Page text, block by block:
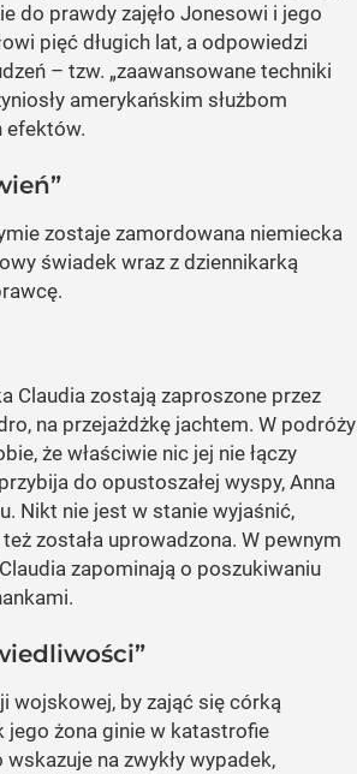
do prawdy zajęło Jonesowi i jego
pięć długich lat, a odpowiedzi
– tzw. „zaawansowane techniki
amerykańskim służbom
efektów.
zostaje zamordowana niemiecka
świadek wraz z dziennikarką
Claudia zostają zaproszone przez
na przejażdżkę jachtem. W podróży
że właściwie nic jej nie łączy
do opustoszałej wyspy, Anna
Nikt nie jest w stanie wyjaśnić,
została uprowadzona. W pewnym
zapominają o poszukiwaniu
wojskowej, by zająć się córką
jego żona ginie w katastrofie
na zwykły wypadek,